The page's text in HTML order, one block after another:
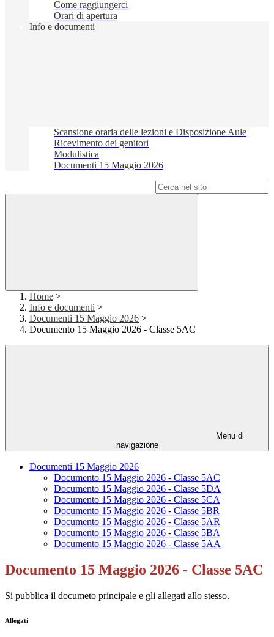
Come raggiungerci
Orari di apertura
Info e documenti
Scansione oraria delle lezioni e Disposizione Aule
Ricevimento dei genitori
Modulistica
Documenti 15 Maggio 2026
Home >
Info e documenti >
Documenti 15 Maggio 2026 >
Documento 15 Maggio 2026 - Classe 5AC
Menu di
navigazione
Documenti 15 Maggio 2026
Documento 15 Maggio 2026 - Classe 5AC
Documento 15 Maggio 2026 - Classe 5DA
Documento 15 Maggio 2026 - Classe 5CA
Documento 15 Maggio 2026 - Classe 5BR
Documento 15 Maggio 2026 - Classe 5AR
Documento 15 Maggio 2026 - Classe 5BA
Documento 15 Maggio 2026 - Classe 5AA
Documento 15 Maggio 2026 - Classe 5AC
Si pubblica il documeto principale e gli allegati allo stesso.
Allegati